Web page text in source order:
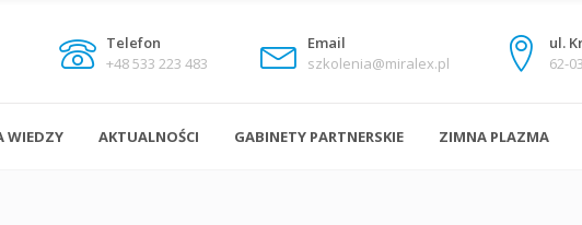
Telefon
+48 533 223 483
Email
szkolenia@miralex.pl
ul.
62-
WIEDZY AKTUALNOŚCI GABINETY PARTNERSKIE ZIMNA PLAZMA